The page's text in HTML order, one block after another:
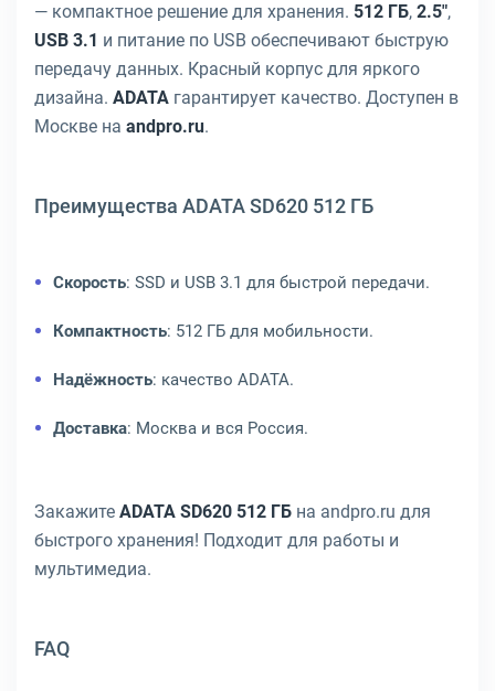
— компактное решение для хранения. 512 ГБ, 2.5",
USB 3.1 и питание по USB обеспечивают быструю
передачу данных. Красный корпус для яркого
дизайна. ADATA гарантирует качество. Доступен в
Москве на andpro.ru.
Преимущества ADATA SD620 512 ГБ
Скорость: SSD и USB 3.1 для быстрой передачи.
Компактность: 512 ГБ для мобильности.
Надёжность: качество ADATA.
Доставка: Москва и вся Россия.
Закажите ADATA SD620 512 ГБ на andpro.ru для
быстрого хранения! Подходит для работы и
мультимедиа.
FAQ